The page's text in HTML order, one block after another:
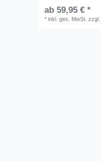
ab 59,95 € *
* inkl. ges. MwSt. zzgl.